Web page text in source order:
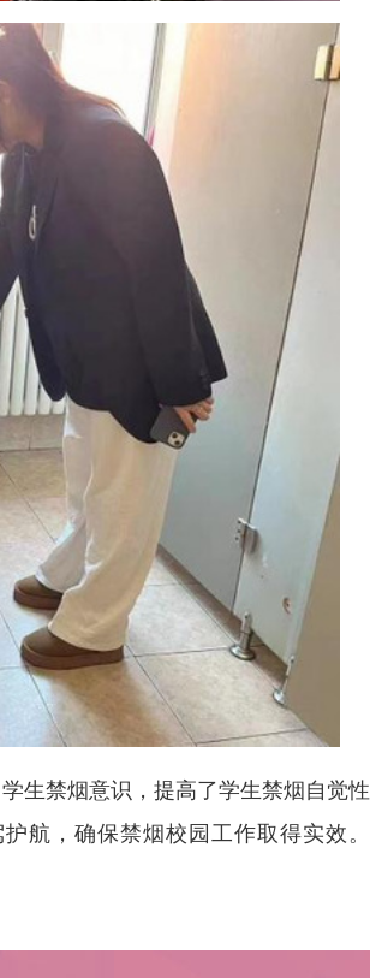
生禁烟意识 ， 提高了学生禁烟自觉性
护航 ， 确保禁烟校园工作取得实效 。